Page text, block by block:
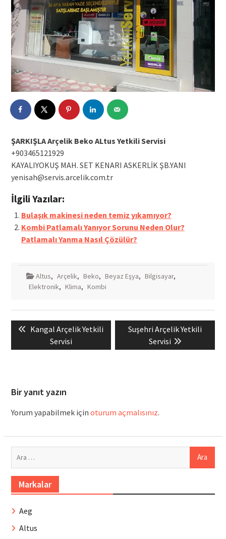
ŞARKIŞLA Arçelik Beko ALtus Yetkili Servisi
+903465121929
KAYALIYOKUŞ MAH. SET KENARI ASKERLİK ŞB.YANI
yenisah@servis.arcelik.com.tr
İlgili Yazılar:
Bulaşık makinesi neden temiz yıkamıyor?
Kombi Patlamalı Yanıyor Sorunu Neden Olur?
Patlamalı Yanma Nasıl Çözülür?
Altus, Arçelik, Beko, Beyaz Eşya, Bilgisayar,
Elektronik, Klima, Kombi
gezinmesi
Previous
Kangal Arçelik Yetkili
Servisi
Next
Suşehri Arçelik Yetkili
Servisi
Bir yanıt yazın
Yorum yapabilmek için oturum açmalısınız.
Markalar
Aeg
Altus